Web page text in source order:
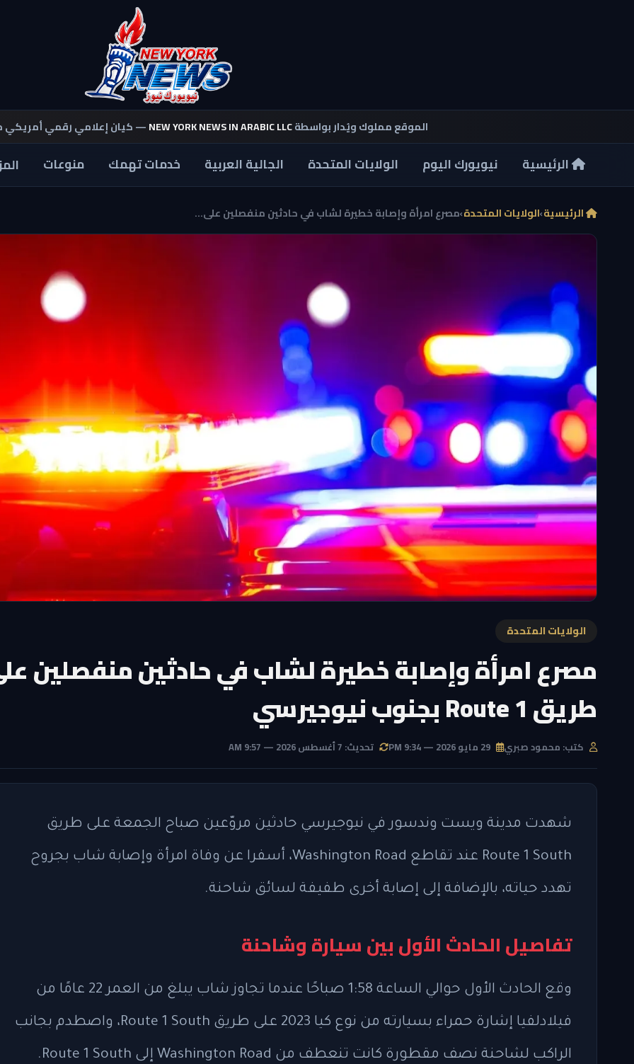
الموقع مملوك ويُدار بواسطةNEW YORK NEWS IN ARABIC LLC— كيان إعلامي رقمي
الرئيسية نيويورك اليوم الولايات المتحدة الجالية العربية خدمات تهمك منوعات
الرئيسية›الولايات المتحدة›مصرع امرأة وإصابة خطيرة لشاب في حادثين منفصلين على...
الولايات المتحدة
مصرع امرأة وإصابة خطيرة لشاب في حادثين منفصلين
طريق Route 1 بجنوب نيوجيرسي
كتب: محمود صبري تحديث: 7 أغسطس 2026 — 9:57 AM
شهدت مدينة ويست وندسور في نيوجيرسي حادثين مروّعين صباح الجمعة على طريق
Route 1 South عند تقاطع Washington Road، أسفرا عن وفاة امرأة وإصابة شاب بجروح
تهدد حياته، بالإضافة إلى إصابة أخرى طفيفة لسائق شاحنة.
تفاصيل الحادث الأول بين سيارة وشاحنة
وقع الحادث الأول حوالي الساعة 1:58 صباحًا عندما تجاوز شاب يبلغ من العمر 22 عامًا من
فيلادلفيا إشارة حمراء بسيارته من نوع كيا 2023 على طريق Route 1 South، واصطدم بجانب
الراكب لشاحنة نصف مقطورة كانت تنعطف من Washington Road إلى Route 1 South.